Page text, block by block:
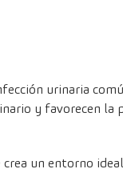
urinaria
y favorecen la
un entorno